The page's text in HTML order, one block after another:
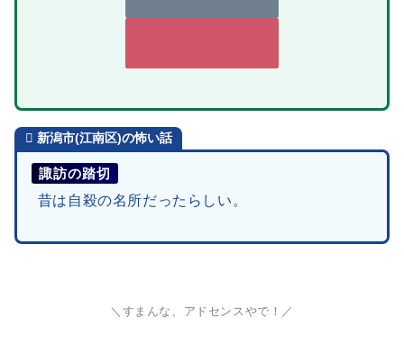
新潟市(江南区)の怖い話
諏訪の踏切
昔は自殺の名所だったらしい。
＼すまんな、アドセンスやで！／